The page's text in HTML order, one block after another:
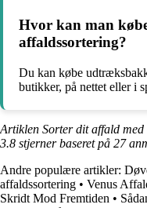
Hvor kan man
affaldssortering?
Du kan købe
butikker, på nettet eller i
Artiklen Sorter dit affald
3.8 stjerner baseret på 27
Andre populære artikler:
affaldssortering • Venus
Skridt Mod Fremtiden •